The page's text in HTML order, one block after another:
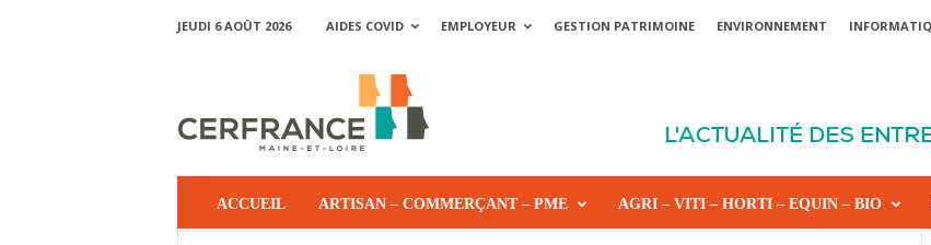
JEUDI 6 AOÛT 2026 AIDES COVID EMPLOYEUR GESTION PATRIMOINE ENVIRONNEMENT
ACCUEIL ARTISAN – COMMERÇANT – PME AGRI – VITI – HORTI – EQUIN – BIO